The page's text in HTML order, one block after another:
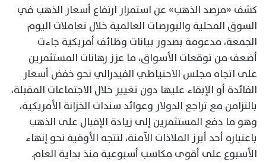
كشف «مرصد الذهب» عن استمرار ارتفاع أسعار الذهب في
السوق المحلية والبورصات العالمية خلال تعاملات اليوم
الجمعة، مدعومة بصدور بيانات وظائف أمريكية جاءت
أضعف من توقعات الأسواق، ما عزز رهانات المستثمرين
على اتجاه مجلس الاحتياطي الفيدرالي نحو خفض أسعار
الفائدة أو الإبقاء عليها دون تغيير خلال الاجتماعات المقبلة،
بالتزامن مع تراجع الدولار وعوائد سندات الخزانة الأمريكية،
وهو ما دفع المستثمرين إلى زيادة الإقبال على الذهب
باعتباره أحد أبرز الملاذات الآمنة، لتتجه الأوقية نحو إنهاء
الأسبوع على أقوى مكاسب أسبوعية منذ بداية العام.